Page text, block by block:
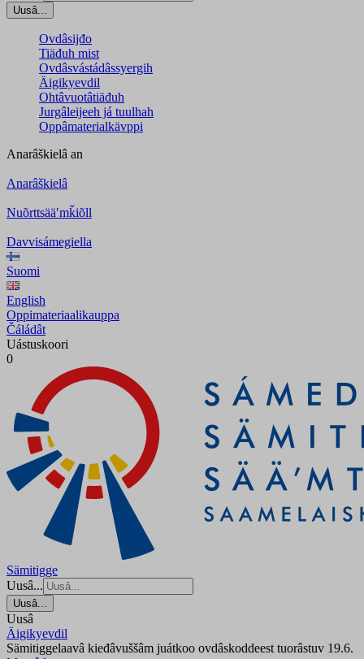
Uusâ...
Ovdâsijđo
Tiäđuh mist
Ovdâsvástádâssyergih
Äigikyevdil
Ohtâvuotâtiäđuh
Jurgâleijeeh já tuulhah
Oppâmaterialkävppi
Anarâškielâ an
Anarâškielâ
Nuõrttsääʹmǩiõll
Davvisámegiella
Suomi
English
Oppimateriaalikauppa
Čáládât
Uástuskoori
0
Sämitigge
Uusâ...
Uusâ...
Uusâ
Äigikyevdil
Sämitiggelaavâ kieđâvuššâm juátkoo ovdâskoddeest tuorâstuv 19.6.